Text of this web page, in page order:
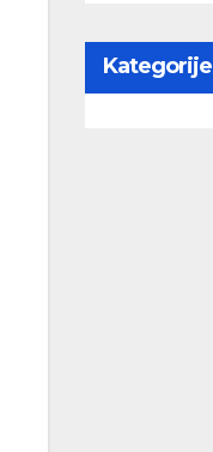
Kategorije